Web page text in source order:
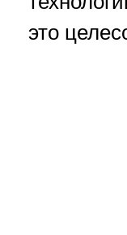
это